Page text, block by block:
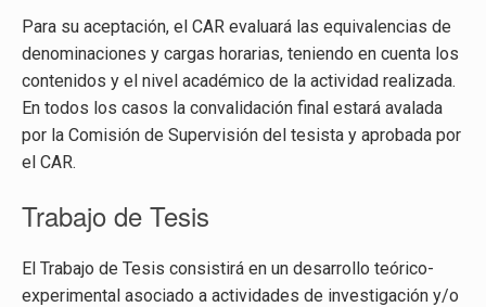
Para su aceptación, el CAR evaluará las equivalencias de
denominaciones y cargas horarias, teniendo en cuenta los
contenidos y el nivel académico de la actividad realizada.
En todos los casos la convalidación final estará avalada
por la Comisión de Supervisión del tesista y aprobada por
el CAR.
Trabajo de Tesis
El Trabajo de Tesis consistirá en un desarrollo teórico-
experimental asociado a actividades de investigación y/o